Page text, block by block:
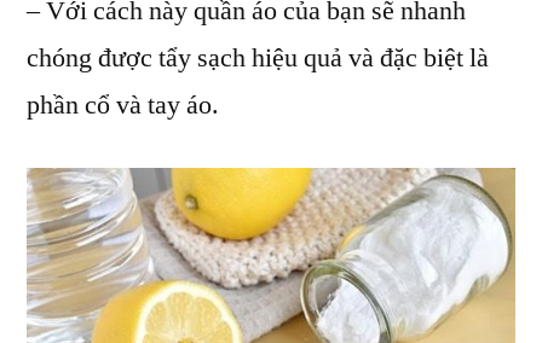
– Với cách này quần áo của bạn sẽ nhanh
chóng được tẩy sạch hiệu quả và đặc biệt là
phần cổ và tay áo.